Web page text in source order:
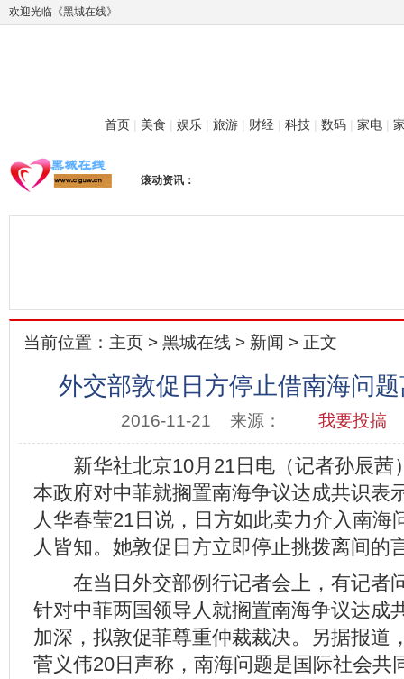
欢迎光临《黑城在线》
首页 | 美食 | 娱乐 | 旅游 | 财经 | 科技 | 数码 | 家电 |
滚动资讯：
当前位置： 主页 > 黑城在线 > 新闻 > 正文
外交部敦促日方停止借南海问
2016-11-21 来源： 我要投搞
新华社北京10月21日电（记者孙辰茜
本政府对中菲就搁置南海争议达成共识表
人华春莹21日说，日方如此卖力介入南海
人皆知。她敦促日方立即停止挑拨离间的
在当日外交部例行记者会上，有记者
针对中菲两国领导人就搁置南海争议达成
加深，拟敦促菲尊重仲裁裁决。另据报道
菅义伟20日声称，南海问题是国际社会共